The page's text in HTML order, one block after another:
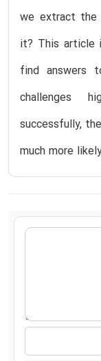
we extract the
it? This article
find answers
challenges
successfully,
much more